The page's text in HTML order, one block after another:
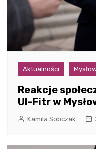
Aktualności
Reakcje
Ul-Fitr w
Kamila Sobczak